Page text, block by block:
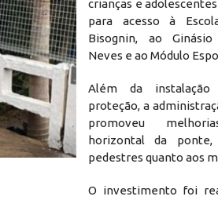
crianças e
para acesso à
Bisognin, ao
Neves e ao Módulo
Além da
proteção, a
promoveu
horizontal da
pedestres quanto aos
O investimento foi